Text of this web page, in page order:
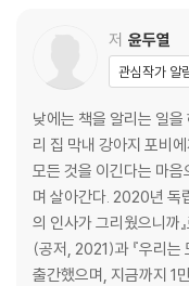
다운 무한대 117 / 태어나
낌없이 사랑해 123 / 환기
다면 세워주세요 132 / 동
제3장 나를 위해 빌어주는
좋아하는 일은 같이 하자,
톤의 상관관계 145 / 가장
누군가의 인사가 그리웠
이스 155 / 다짐 161 / 조
저 윤두열
관심작가 알
낮에는 책을 알리는 일
리 집 막내 강아지 포비
모든 것을 이긴다는 마
며 살아간다. 2020년 독
의 인사가 그리웠으니까
(공저, 2021)과 『우리
출간했으며, 지금까지 1